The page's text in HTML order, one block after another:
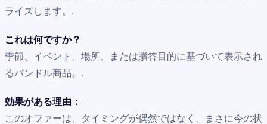
ライズします。.
これは何ですか？
季節、イベント、場所、または贈答目的に基づいて表示され
るバンドル商品。.
効果がある理由：
このオファーは、タイミングが偶然ではなく、まさに今の状